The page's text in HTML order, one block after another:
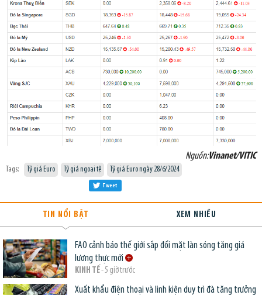
Nguồn:Vinanet/VITIC
Tags: Tỷ giá Euro Tỷ giá ngoại tệ Tỷ giá Euro ngày 28/6/2024
Tweet
TIN NỔI BẬT XEM NHIỀU
FAO cảnh báo thế giới sắp đối mặt làn sóng tăng giá
lương thực mới
KINH TẾ- 5 giờ trước
Xuất khẩu điện thoại và linh kiện duy trì đà tăng trưởng